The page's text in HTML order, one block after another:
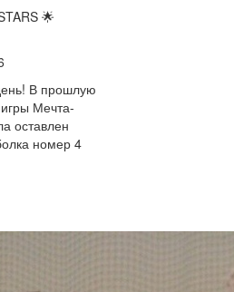
🌟
В прошлую
Мечта-
оставлен
номер 4